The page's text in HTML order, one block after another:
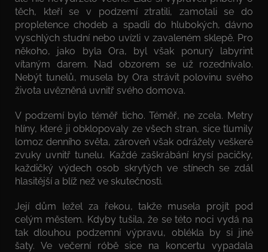
těch, kteří se v podzemí ztratili, zamotali se do
propletence chodeb a spadli do hlubokých, dávno
vyschlých studní nebo uvízli v zavaleném sklepě. Pro
někoho, jako byla Ora, byl však ponurý labyrint
vítaným darem. Nad obzorem se už rozednívalo.
Nebýt tunelů, musela by Ora strávit polovinu svého
života uvězněná uvnitř svého domova.
V podzemí bylo téměř ticho. Téměř, ne zcela. Metry
hlíny, které ji obklopovaly ze všech stran, sice tlumily
lomoz denního světa, zároveň však odrážely veškeré
zvuky uvnitř tunelu. Každé zaškrábání krysí pacičky,
každičký výdech osob skrytých ve stínech se zdál
hlasitější a blíž než ve skutečnosti.
Její dům ležel za řekou, takže musela projít pod
celým městem. Kdyby tušila, že se této noci vydá na
tak dlouhou podzemní výpravu, oblékla by si jiné
šaty. Ve večerní róbě sice na koncertu vypadala